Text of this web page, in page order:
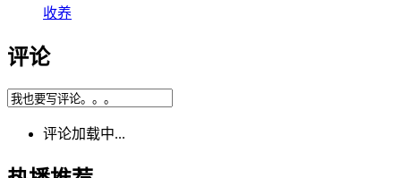
收养
评论
评论加载中...